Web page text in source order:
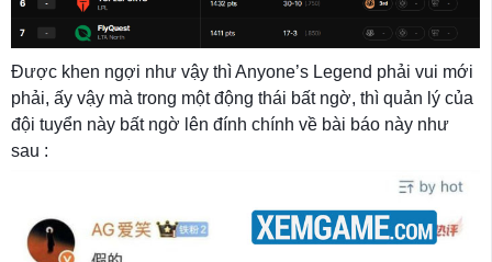
Được khen ngợi như vậy thì Anyone’s Legend phải vui mới
phải, ấy vậy mà trong một động thái bất ngờ, thì quản lý của
đội tuyển này bất ngờ lên đính chính về bài báo này như
sau :